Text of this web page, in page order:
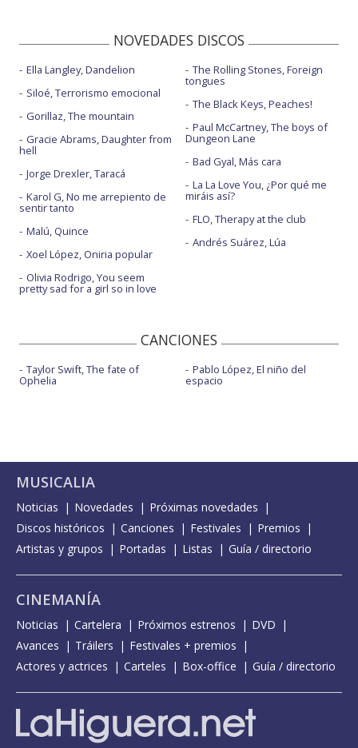
NOVEDADES DISCOS
Ella Langley, Dandelion
Siloé, Terrorismo emocional
Gorillaz, The mountain
Gracie Abrams, Daughter from
hell
Jorge Drexler, Taracá
Karol G, No me arrepiento de
sentir tanto
Malú, Quince
Xoel López, Oniria popular
Olivia Rodrigo, You seem
pretty sad for a girl so in love
The Rolling Stones, Foreign
tongues
The Black Keys, Peaches!
Paul McCartney, The boys of
Dungeon Lane
Bad Gyal, Más cara
La La Love You, ¿Por qué me
miráis así?
FLO, Therapy at the club
Andrés Suárez, Lúa
CANCIONES
Taylor Swift, The fate of
Ophelia
Pablo López, El niño del
espacio
MUSICALIA
Noticias Novedades
Próximas novedades
Discos históricos
Canciones Festivales
Premios
Artistas y grupos
Portadas Listas Guía / directorio
CINEMANÍA
Noticias Cartelera Próximos estrenos
DVD
Avances
Tráilers
Festivales + premios
Actores y actrices
Carteles Box-office Guía / directorio